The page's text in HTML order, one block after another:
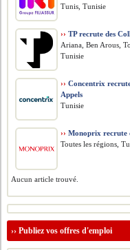
Tunis, Tunisie
›› TP recrute des
Ariana, Ben Arous,
Tunisie
›› Concentrix
Appels
Tunisie
›› Monoprix recrute
Toutes les régions,
Aucun article trouvé.
››Publiez vos offres d'emploi